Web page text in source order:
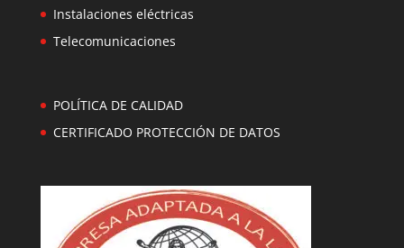
Instalaciones eléctricas
Telecomunicaciones
POLÍTICA DE CALIDAD
CERTIFICADO PROTECCIÓN DE DATOS